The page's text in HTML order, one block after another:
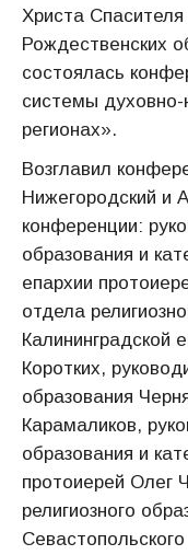
Христа
Рождественских
состоялась
системы духовно-
регионах».
Возглавил
Нижегородский и
конференции:
образования и
епархии
отдела
Калининградской
Коротких,
образования
Карамаликов,
образования и
протоиерей Олег
религиозного